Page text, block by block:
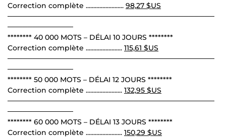
Correction complète ......................... 98,27 $US
─────────────────────────────────────────
─────────────
******** 40 000 MOTS – DÉLAI 10 JOURS ********
Correction complète ........................ 115,61 $US
─────────────────────────────────────────
─────────────
******** 50 000 MOTS – DÉLAI 12 JOURS ********
Correction complète ........................ 132,95 $US
─────────────────────────────────────────
─────────────
******** 60 000 MOTS – DÉLAI 13 JOURS ********
Correction complète ........................ 150,29 $US